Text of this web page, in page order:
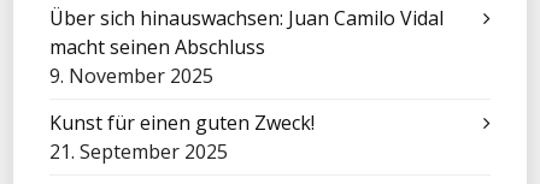
Über sich hinauswachsen: Juan Camilo Vidal
macht seinen Abschluss
9. November 2025
Kunst für einen guten Zweck!
21. September 2025